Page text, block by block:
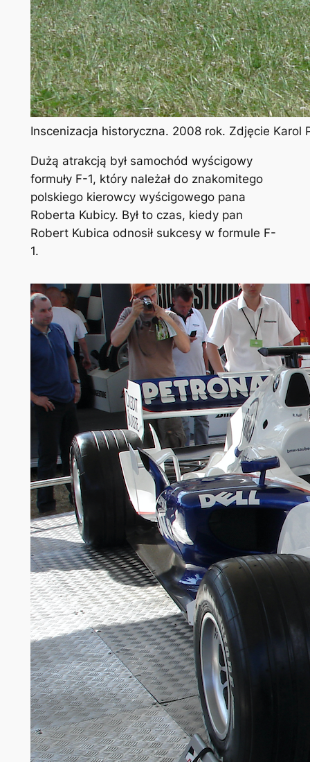
Inscenizacja historyczna. 2008 rok. Zdjęcie Karol
Dużą atrakcją był samochód wyścigowy
formuły F-1, który należał do znakomitego
polskiego kierowcy wyścigowego pana
Roberta Kubicy. Był to czas, kiedy pan
Robert Kubica odnosił sukcesy w formule F-
1.